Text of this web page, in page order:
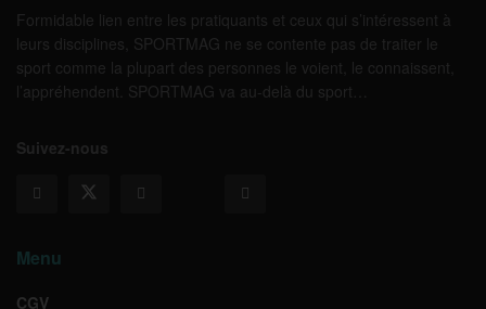
Formidable lien entre les pratiquants et ceux qui s’intéressent à
leurs disciplines, SPORTMAG ne se contente pas de traiter le
sport comme la plupart des personnes le voient, le connaissent,
l’appréhendent. SPORTMAG va au-delà du sport…
Suivez-nous
Menu
CGV